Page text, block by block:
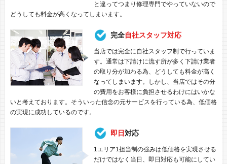
と違ってつまり修理専門でやっていないので
どうしても料金が高くなってしまいます。
完全自社スタッフ対応
当店では完全に自社スタッフ制で行っていま
す。通常は下請けに流す所が多く下請け業者
の取り分が加わる為、どうしても料金が高く
なってしまいます。しかし、当店ではその分
の費用をお客様に負担させるわけにはいかな
いと考えております。そういった信念の元サービスを行っている為、低価格
の実現に成功しているのです。
即日対応
1エリア1担当制の強みは低価格を実現させる
だけではなく当日、即日対応も可能にしてい